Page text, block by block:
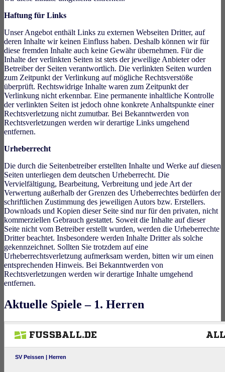
Haftung für Links
Unser Angebot enthält Links zu externen Webseiten Dritter, auf
deren Inhalte wir keinen Einfluss haben. Deshalb können wir für
diese fremden Inhalte auch keine Gewähr übernehmen. Für die
Inhalte der verlinkten Seiten ist stets der jeweilige Anbieter oder
Betreiber der Seiten verantwortlich. Die verlinkten Seiten wurden
zum Zeitpunkt der Verlinkung auf mögliche Rechtsverstöße
überprüft. Rechtswidrige Inhalte waren zum Zeitpunkt der
Verlinkung nicht erkennbar. Eine permanente inhaltliche Kontrolle
der verlinkten Seiten ist jedoch ohne konkrete Anhaltspunkte einer
Rechtsverletzung nicht zumutbar. Bei Bekanntwerden von
Rechtsverletzungen werden wir derartige Links umgehend
entfernen.
Urheberrecht
Die durch die Seitenbetreiber erstellten Inhalte und Werke auf diesen
Seiten unterliegen dem deutschen Urheberrecht. Die
Vervielfältigung, Bearbeitung, Verbreitung und jede Art der
Verwertung außerhalb der Grenzen des Urheberrechtes bedürfen der
schriftlichen Zustimmung des jeweiligen Autors bzw. Erstellers.
Downloads und Kopien dieser Seite sind nur für den privaten, nicht
kommerziellen Gebrauch gestattet. Soweit die Inhalte auf dieser
Seite nicht vom Betreiber erstellt wurden, werden die Urheberrechte
Dritter beachtet. Insbesondere werden Inhalte Dritter als solche
gekennzeichnet. Sollten Sie trotzdem auf eine
Urheberrechtsverletzung aufmerksam werden, bitten wir um einen
entsprechenden Hinweis. Bei Bekanntwerden von
Rechtsverletzungen werden wir derartige Inhalte umgehend
entfernen.
Aktuelle Spiele – 1. Herren